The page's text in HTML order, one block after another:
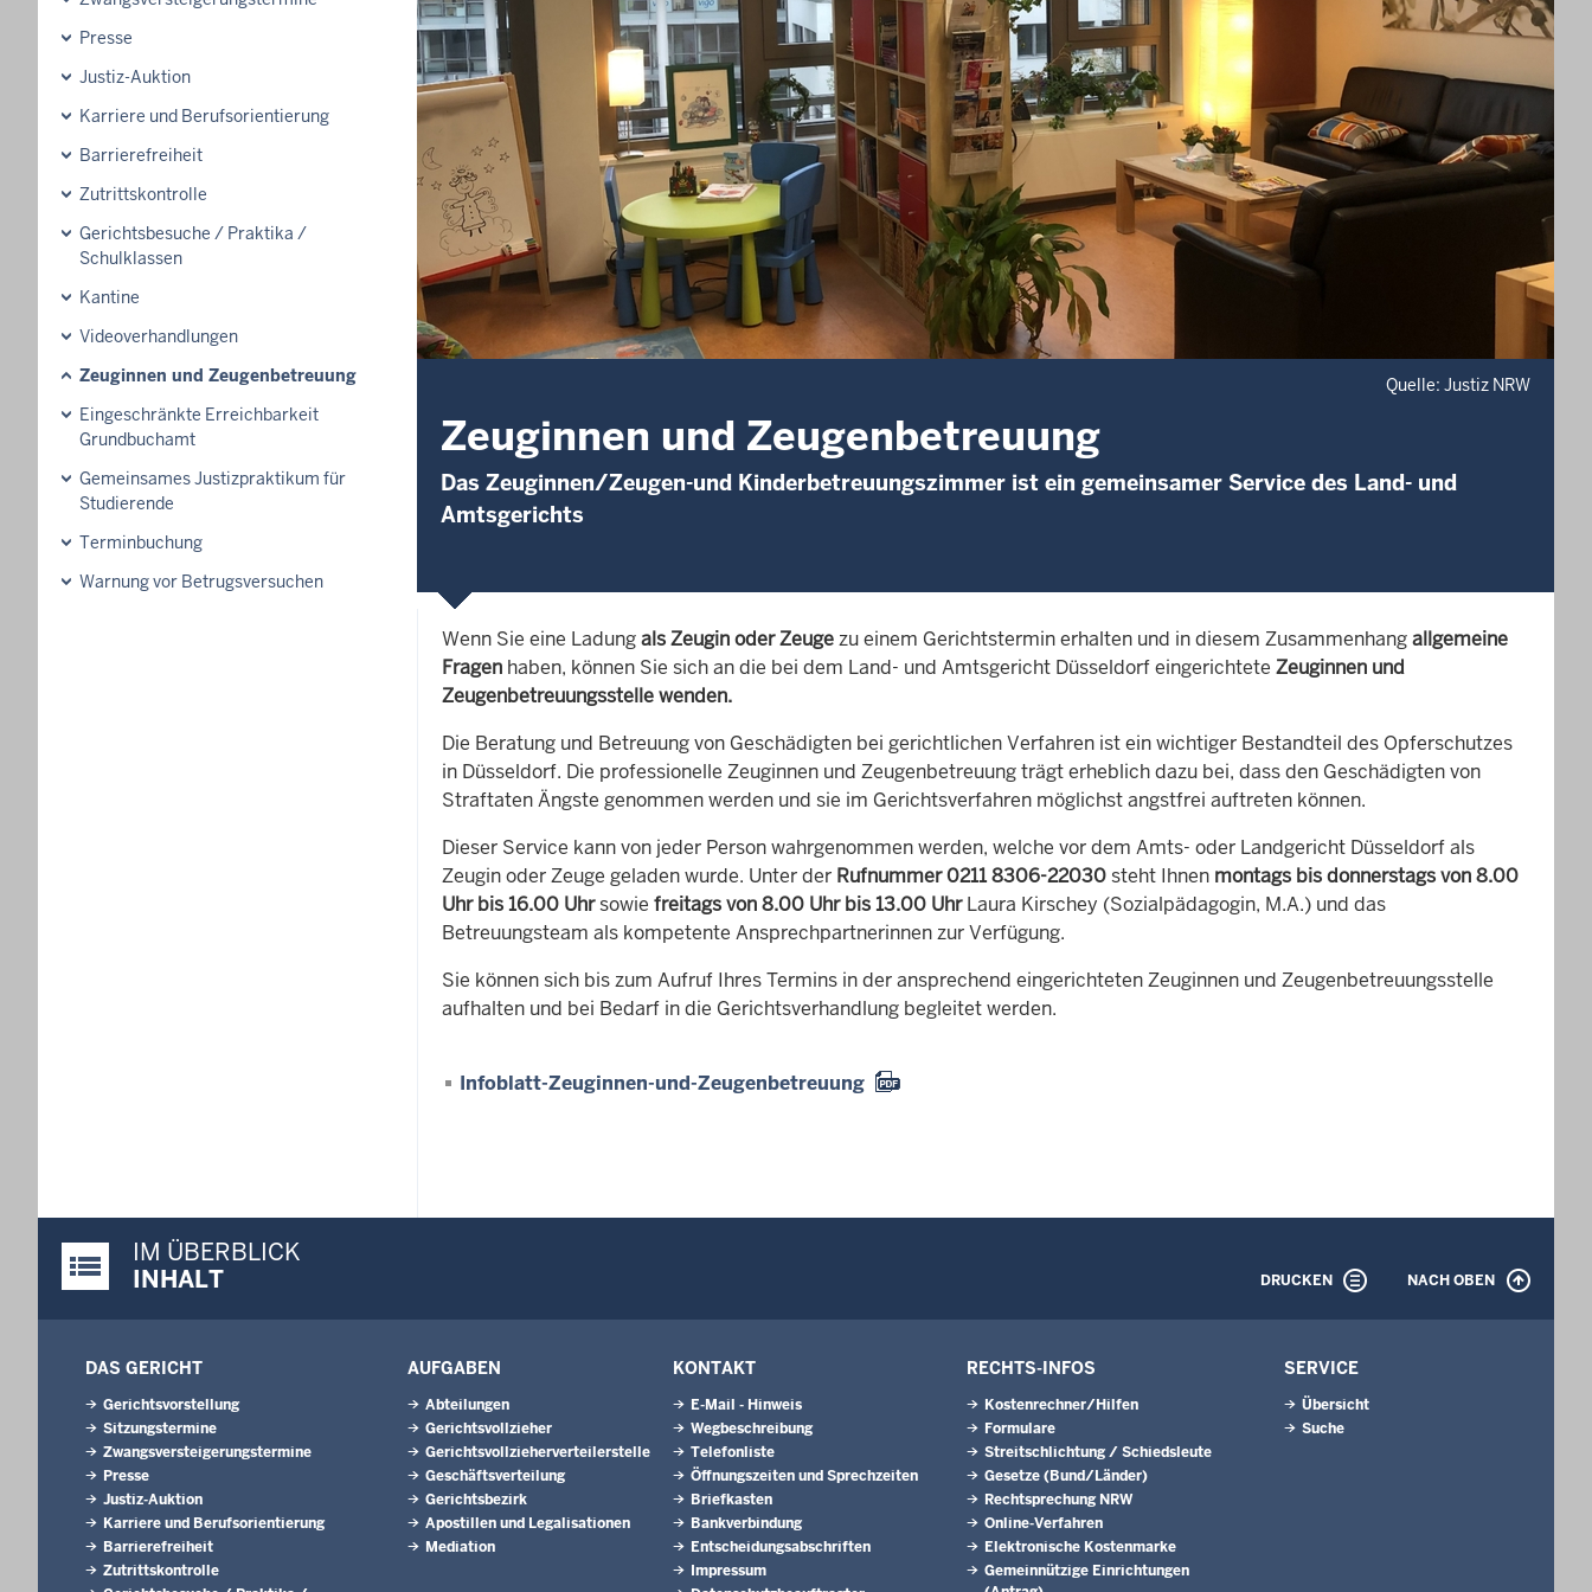
Presse
Justiz-Auktion
Karriere und Berufsorientierung
Barrierefreiheit
Zutrittskontrolle
Gerichtsbesuche / Praktika /
Schulklassen
Kantine
Videoverhandlungen
Zeuginnen und Zeugenbetreuung
Eingeschränkte Erreichbarkeit
Grundbuchamt
Gemeinsames Justizpraktikum für
Studierende
Terminbuchung
Warnung vor Betrugsversuchen
Quelle: Justiz NRW
Zeuginnen und Zeugenbetreuung
Das Zeuginnen/Zeugen-und Kinderbetreuungszimmer ist ein gemeinsamer Service des Land- und
Amtsgerichts
Wenn Sie eine Ladungals Zeugin oder Zeugezu einem Gerichtstermin erhalten und in diesem Zusammenhangallgemeine
Fragen haben, können Sie sich an die bei dem Land- und Amtsgericht Düsseldorf eingerichtete Zeuginnen und
Zeugenbetreuungsstelle wenden.
Die Beratung und Betreuung von Geschädigten bei gerichtlichen Verfahren ist ein wichtiger Bestandteil des Opferschutzes
in Düsseldorf. Die professionelle Zeuginnen und Zeugenbetreuung trägt erheblich dazu bei, dass den Geschädigten von
Straftaten Ängste genommen werden und sie im Gerichtsverfahren möglichst angstfrei auftreten können.
Dieser Service kann von jeder Person wahrgenommen werden, welche vor dem Amts- oder Landgericht Düsseldorf als
Zeugin oder Zeuge geladen wurde. Unter der Rufnummer 0211 8306-22030steht Ihnen montags bis donnerstags von 8.00
Uhr bis 16.00 Uhrsowie freitags von 8.00 Uhr bis 13.00 UhrLaura Kirschey (Sozialpädagogin, M.A.) und das
Betreuungsteam als kompetente Ansprechpartnerinnen zur Verfügung.
Sie können sich bis zum Aufruf Ihres Termins in der ansprechend eingerichteten Zeuginnen und Zeugenbetreuungsstelle
aufhalten und bei Bedarf in die Gerichtsverhandlung begleitet werden.
Infoblatt-Zeuginnen-und-Zeugenbetreuung
Justiz-Portal im Überblick:
IM ÜBERBLICK
INHALT
DRUCKEN NACH OBEN
DAS GERICHT
Gerichtsvorstellung
Sitzungstermine
Zwangsversteigerungstermine
Presse
Justiz-Auktion
Karriere und Berufsorientierung
Barrierefreiheit
Zutrittskontrolle
AUFGABEN
Abteilungen
Gerichtsvollzieher
Gerichtsvollzieherverteilerstelle
Geschäftsverteilung
Gerichtsbezirk
Apostillen und Legalisationen
Mediation
KONTAKT
E-Mail - Hinweis
Wegbeschreibung
Telefonliste
Öffnungszeiten und Sprechzeiten
Briefkasten
Bankverbindung
Entscheidungsabschriften
Impressum
RECHTS-INFOS
Kostenrechner/Hilfen
Formulare
Streitschlichtung / Schiedsleute
Gesetze (Bund/Länder)
Rechtsprechung NRW
Online-Verfahren
Elektronische Kostenmarke
Gemeinnützige Einrichtungen
SERVICE
Übersicht
Suche